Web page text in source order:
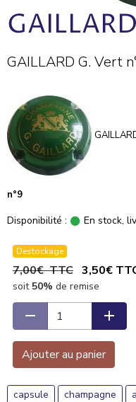
GAILLARD G. Vert
n°9
Disponibilité : En stock,
Destockage
7,00€ TTC 3,50€
soit 50% de remise
Ajouter au panier
capsule champagne